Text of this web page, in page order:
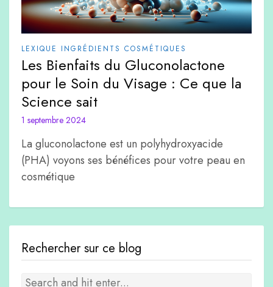
LEXIQUE INGRÉDIENTS COSMÉTIQUES
Les Bienfaits du Gluconolactone
pour le Soin du Visage : Ce que la
Science sait
1 septembre 2024
La gluconolactone est un polyhydroxyacide
(PHA) voyons ses bénéfices pour votre peau en
cosmétique
Rechercher sur ce blog